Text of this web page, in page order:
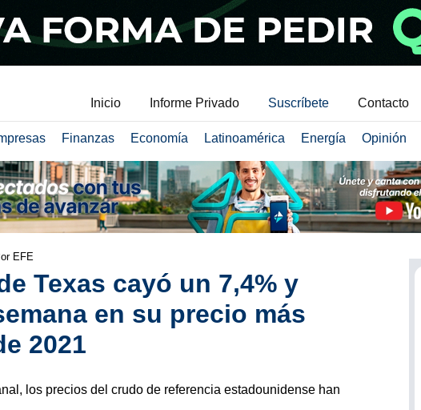
Inicio Informe Privado Suscríbete Contacto
Finanzas Economía Latinoamérica Energía Opinión
EFE
Texas cayó un 7,4% y
en su precio más
2021
los precios del crudo de referencia estadounidense han